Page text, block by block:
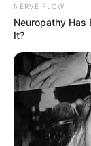
Fail! 10
Dimasak
Nggak
NERVE FLOW
Neuropathy Has
It?